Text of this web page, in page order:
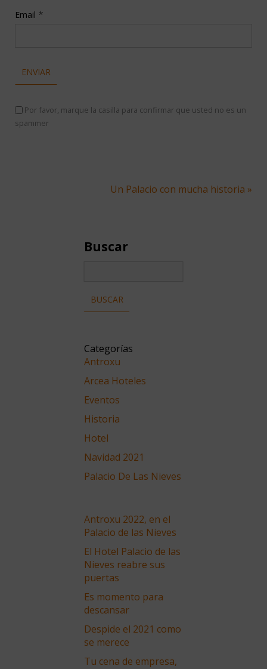
Email *
Por favor, marque la casilla para confirmar que usted no es un
spammer
Un Palacio con mucha historia »
Buscar
Categorías
Antroxu
Arcea Hoteles
Eventos
Historia
Hotel
Navidad 2021
Palacio De Las Nieves
Antroxu 2022, en el
Palacio de las Nieves
El Hotel Palacio de las
Nieves reabre sus
puertas
Es momento para
descansar
Despide el 2021 como
se merece
Tu cena de empresa,